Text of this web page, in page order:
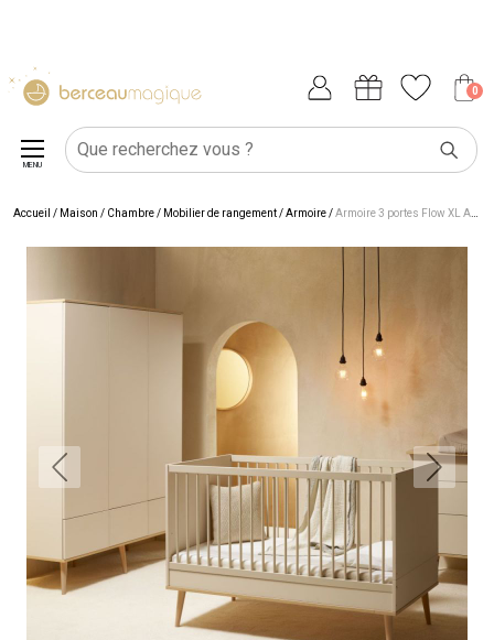
0
MENU
Accueil / Maison / Chambre/ Mobilier de rangement/Armoire/Armoire 3 portes Flow XL Argile-Clay